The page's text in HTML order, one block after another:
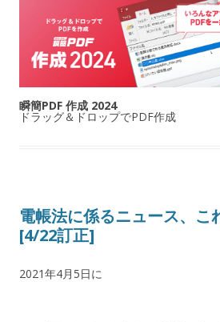
瞬簡PDF 作成 2024
ドラッグ＆ドロップでPDF作成
電帳法に係るニュース、こ
[4/22訂正]
2021年4月5日に